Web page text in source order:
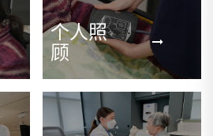
个人照
顾